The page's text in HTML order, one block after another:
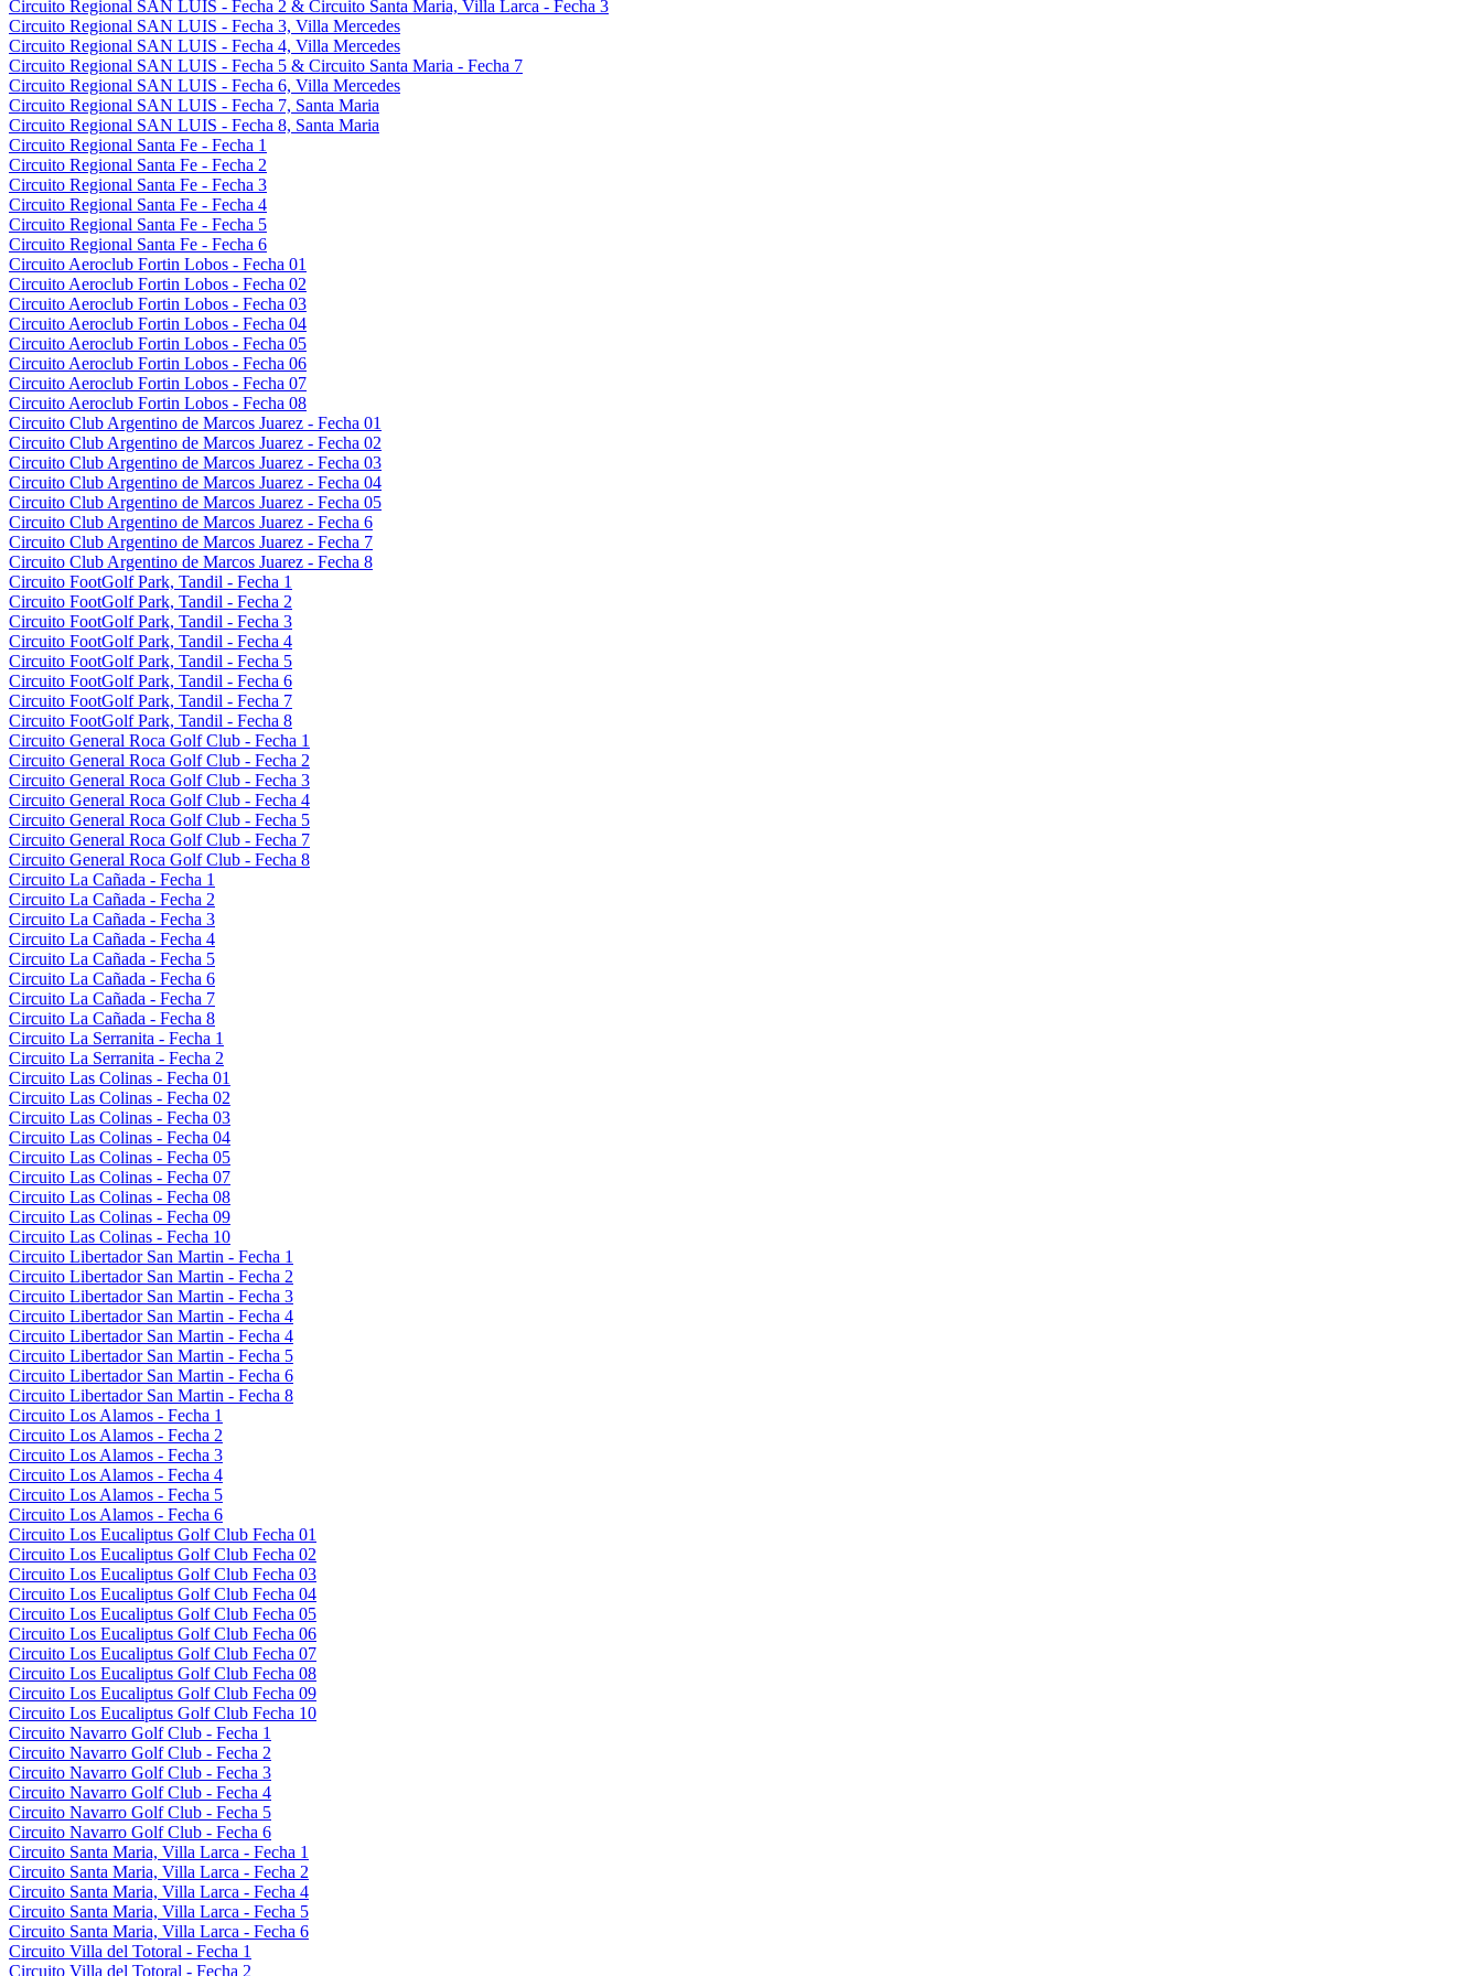
Circuito Regional SAN LUIS - Fecha 2 & Circuito Santa Maria, Villa Larca - Fecha 3
Circuito Regional SAN LUIS - Fecha 3, Villa Mercedes
Circuito Regional SAN LUIS - Fecha 4, Villa Mercedes
Circuito Regional SAN LUIS - Fecha 5 & Circuito Santa Maria - Fecha 7
Circuito Regional SAN LUIS - Fecha 6, Villa Mercedes
Circuito Regional SAN LUIS - Fecha 7, Santa Maria
Circuito Regional SAN LUIS - Fecha 8, Santa Maria
Circuito Regional Santa Fe - Fecha 1
Circuito Regional Santa Fe - Fecha 2
Circuito Regional Santa Fe - Fecha 3
Circuito Regional Santa Fe - Fecha 4
Circuito Regional Santa Fe - Fecha 5
Circuito Regional Santa Fe - Fecha 6
Circuito Aeroclub Fortin Lobos - Fecha 01
Circuito Aeroclub Fortin Lobos - Fecha 02
Circuito Aeroclub Fortin Lobos - Fecha 03
Circuito Aeroclub Fortin Lobos - Fecha 04
Circuito Aeroclub Fortin Lobos - Fecha 05
Circuito Aeroclub Fortin Lobos - Fecha 06
Circuito Aeroclub Fortin Lobos - Fecha 07
Circuito Aeroclub Fortin Lobos - Fecha 08
Circuito Club Argentino de Marcos Juarez - Fecha 01
Circuito Club Argentino de Marcos Juarez - Fecha 02
Circuito Club Argentino de Marcos Juarez - Fecha 03
Circuito Club Argentino de Marcos Juarez - Fecha 04
Circuito Club Argentino de Marcos Juarez - Fecha 05
Circuito Club Argentino de Marcos Juarez - Fecha 6
Circuito Club Argentino de Marcos Juarez - Fecha 7
Circuito Club Argentino de Marcos Juarez - Fecha 8
Circuito FootGolf Park, Tandil - Fecha 1
Circuito FootGolf Park, Tandil - Fecha 2
Circuito FootGolf Park, Tandil - Fecha 3
Circuito FootGolf Park, Tandil - Fecha 4
Circuito FootGolf Park, Tandil - Fecha 5
Circuito FootGolf Park, Tandil - Fecha 6
Circuito FootGolf Park, Tandil - Fecha 7
Circuito FootGolf Park, Tandil - Fecha 8
Circuito General Roca Golf Club - Fecha 1
Circuito General Roca Golf Club - Fecha 2
Circuito General Roca Golf Club - Fecha 3
Circuito General Roca Golf Club - Fecha 4
Circuito General Roca Golf Club - Fecha 5
Circuito General Roca Golf Club - Fecha 7
Circuito General Roca Golf Club - Fecha 8
Circuito La Cañada - Fecha 1
Circuito La Cañada - Fecha 2
Circuito La Cañada - Fecha 3
Circuito La Cañada - Fecha 4
Circuito La Cañada - Fecha 5
Circuito La Cañada - Fecha 6
Circuito La Cañada - Fecha 7
Circuito La Cañada - Fecha 8
Circuito La Serranita - Fecha 1
Circuito La Serranita - Fecha 2
Circuito Las Colinas - Fecha 01
Circuito Las Colinas - Fecha 02
Circuito Las Colinas - Fecha 03
Circuito Las Colinas - Fecha 04
Circuito Las Colinas - Fecha 05
Circuito Las Colinas - Fecha 07
Circuito Las Colinas - Fecha 08
Circuito Las Colinas - Fecha 09
Circuito Las Colinas - Fecha 10
Circuito Libertador San Martin - Fecha 1
Circuito Libertador San Martin - Fecha 2
Circuito Libertador San Martin - Fecha 3
Circuito Libertador San Martin - Fecha 4
Circuito Libertador San Martin - Fecha 4
Circuito Libertador San Martin - Fecha 5
Circuito Libertador San Martin - Fecha 6
Circuito Libertador San Martin - Fecha 8
Circuito Los Alamos - Fecha 1
Circuito Los Alamos - Fecha 2
Circuito Los Alamos - Fecha 3
Circuito Los Alamos - Fecha 4
Circuito Los Alamos - Fecha 5
Circuito Los Alamos - Fecha 6
Circuito Los Eucaliptus Golf Club Fecha 01
Circuito Los Eucaliptus Golf Club Fecha 02
Circuito Los Eucaliptus Golf Club Fecha 03
Circuito Los Eucaliptus Golf Club Fecha 04
Circuito Los Eucaliptus Golf Club Fecha 05
Circuito Los Eucaliptus Golf Club Fecha 06
Circuito Los Eucaliptus Golf Club Fecha 07
Circuito Los Eucaliptus Golf Club Fecha 08
Circuito Los Eucaliptus Golf Club Fecha 09
Circuito Los Eucaliptus Golf Club Fecha 10
Circuito Navarro Golf Club - Fecha 1
Circuito Navarro Golf Club - Fecha 2
Circuito Navarro Golf Club - Fecha 3
Circuito Navarro Golf Club - Fecha 4
Circuito Navarro Golf Club - Fecha 5
Circuito Navarro Golf Club - Fecha 6
Circuito Santa Maria, Villa Larca - Fecha 1
Circuito Santa Maria, Villa Larca - Fecha 2
Circuito Santa Maria, Villa Larca - Fecha 4
Circuito Santa Maria, Villa Larca - Fecha 5
Circuito Santa Maria, Villa Larca - Fecha 6
Circuito Villa del Totoral - Fecha 1
Circuito Villa del Totoral - Fecha 2